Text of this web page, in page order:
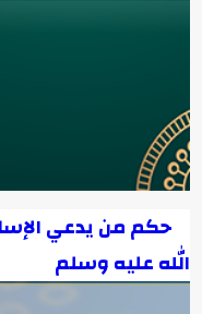
حكم من يدعي
الله عليه وسلم